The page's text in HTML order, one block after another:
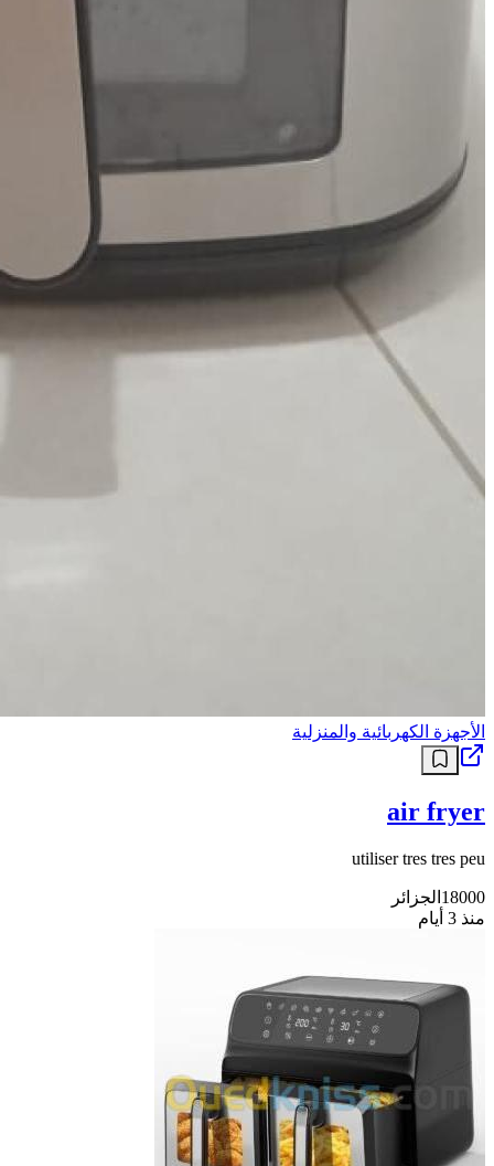
الأجهزة الكهربائية والمنزلية
air fryer
utiliser tres tres peu
18000 الجزائر
منذ 3 أيام